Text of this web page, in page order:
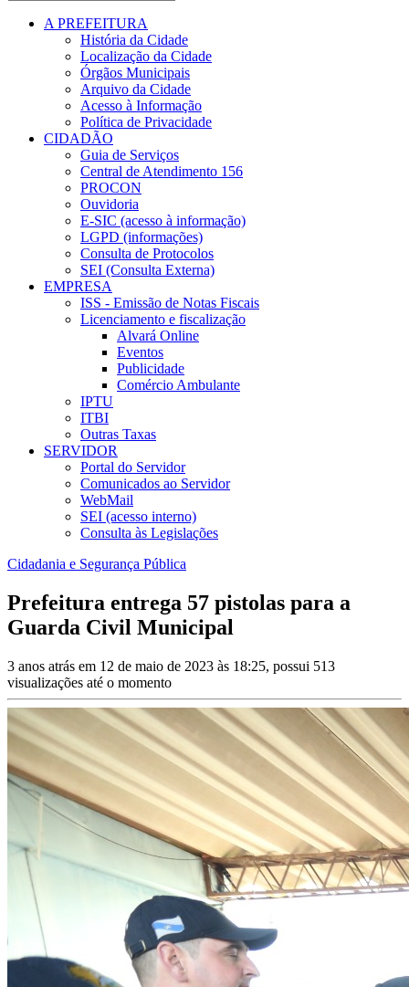
A PREFEITURA
História da Cidade
Localização da Cidade
Órgãos Municipais
Arquivo da Cidade
Acesso à Informação
Política de Privacidade
CIDADÃO
Guia de Serviços
Central de Atendimento 156
PROCON
Ouvidoria
E-SIC (acesso à informação)
LGPD (informações)
Consulta de Protocolos
SEI (Consulta Externa)
EMPRESA
ISS - Emissão de Notas Fiscais
Licenciamento e fiscalização
Alvará Online
Eventos
Publicidade
Comércio Ambulante
IPTU
ITBI
Outras Taxas
SERVIDOR
Portal do Servidor
Comunicados ao Servidor
WebMail
SEI (acesso interno)
Consulta às Legislações
Cidadania e Segurança Pública
Prefeitura entrega 57 pistolas para a
Guarda Civil Municipal
3 anos atrás em 12 de maio de 2023 às 18:25, possui 513
visualizações até o momento